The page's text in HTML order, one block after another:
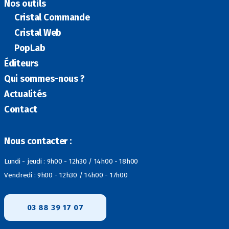
Nos outils
Cristal Commande
Cristal Web
PopLab
Éditeurs
Qui sommes-nous ?
Actualités
Contact
Nous contacter :
Lundi - jeudi : 9h00 - 12h30 / 14h00 - 18h00
Vendredi : 9h00 - 12h30 / 14h00 - 17h00
03 88 39 17 07